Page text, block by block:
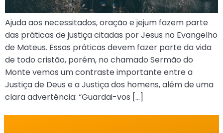
Ajuda aos necessitados, oração e jejum fazem parte
das práticas de justiça citadas por Jesus no Evangelho
de Mateus. Essas práticas devem fazer parte da vida
de todo cristão, porém, no chamado Sermão do
Monte vemos um contraste importante entre a
Justiça de Deus e a Justiça dos homens, além de uma
clara advertência: “Guardai-vos […]